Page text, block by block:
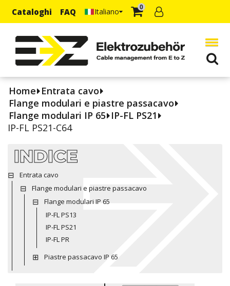
Cataloghi FAQ Italiano 0
Home Entrata cavo
Flange modulari e piastre passacavo
Flange modulari IP 65 IP-FL PS21
IP-FL PS21-C64
INDICE
Entrata cavo
Flange modulari e piastre passacavo
Flange modulari IP 65
IP-FL PS13
IP-FL PS21
IP-FL PR
Piastre passacavo IP 65